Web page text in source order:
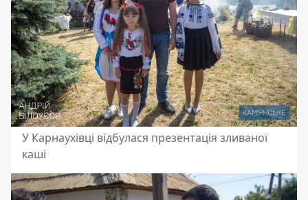
У Карнаухівці відбулася презентація зливаної
каші